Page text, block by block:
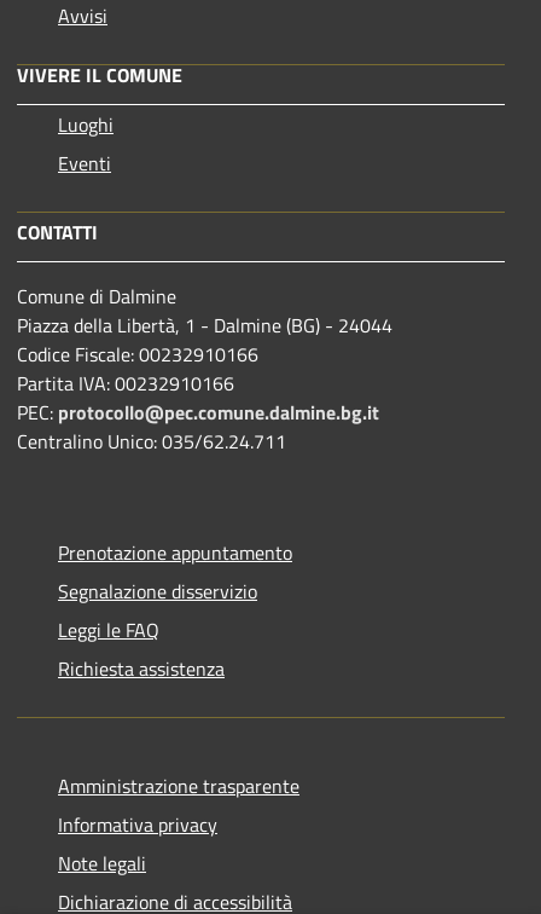
Avvisi
VIVERE IL COMUNE
Luoghi
Eventi
CONTATTI
Comune di Dalmine
Piazza della Libertà, 1 - Dalmine (BG) - 24044
Codice Fiscale: 00232910166
Partita IVA: 00232910166
PEC: protocollo@pec.comune.dalmine.bg.it
Centralino Unico: 035/62.24.711
Prenotazione appuntamento
Segnalazione disservizio
Leggi le FAQ
Richiesta assistenza
Amministrazione trasparente
Informativa privacy
Note legali
Dichiarazione di accessibilità